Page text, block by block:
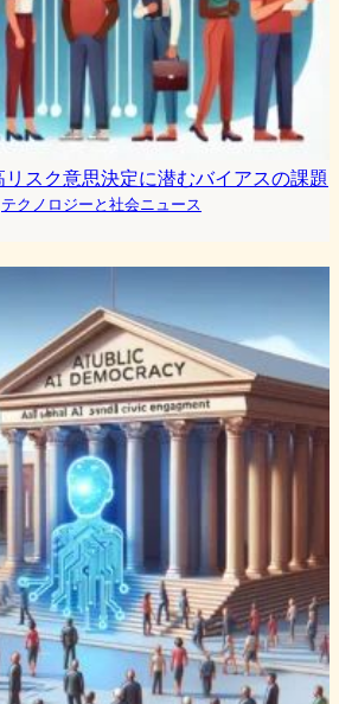
スク意思決定に潜むバイアスの課題
テクノロジーと社会ニュース